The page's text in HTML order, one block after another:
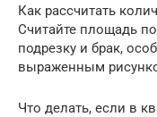
Как рассчитать
Считайте площадь
подрезку и брак,
выраженным
Что делать, если в